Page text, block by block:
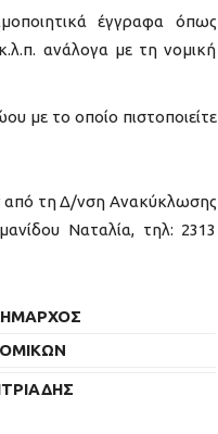
έγγραφα όπως
ανάλογα με τη νομική
με το οποίο πιστοποιείτε
από τη Δ/νση Ανακύκλωσης
Ναταλία, τηλ: 2313